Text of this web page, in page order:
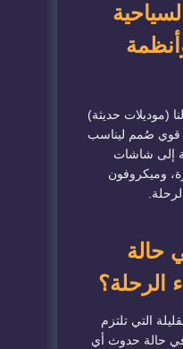
(موديلات حديثة)
قوي صُمم ليناسب
إلى شاشات
وميكروفون
حالة
الرحلة؟
التي تلتزم
في حالة حدوث أي